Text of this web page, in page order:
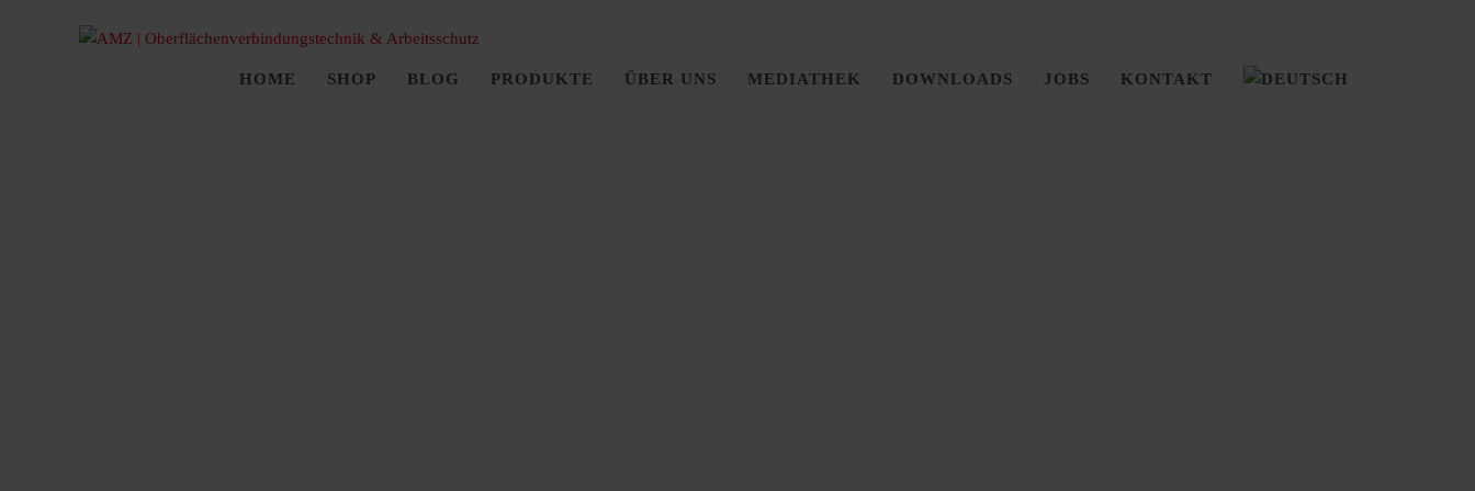
HOME SHOP BLOG PRODUKTE ÜBER UNS MEDIATHEK DOWNLOADS JOBS KONTAKT